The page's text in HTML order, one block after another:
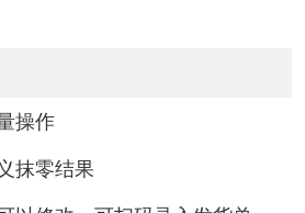
操作
抹零结果